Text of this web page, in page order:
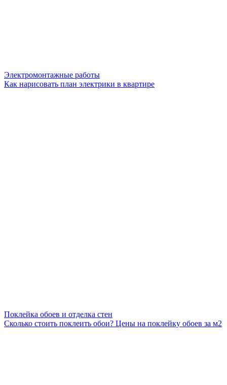
Электромонтажные работы
Как нарисовать план электрики в квартире
Поклейка обоев и отделка стен
Сколько стоить поклеить обои? Цены на поклейку обоев за м2